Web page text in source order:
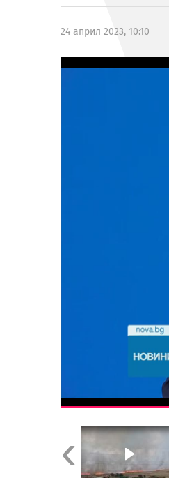
24 април 2023, 10:10